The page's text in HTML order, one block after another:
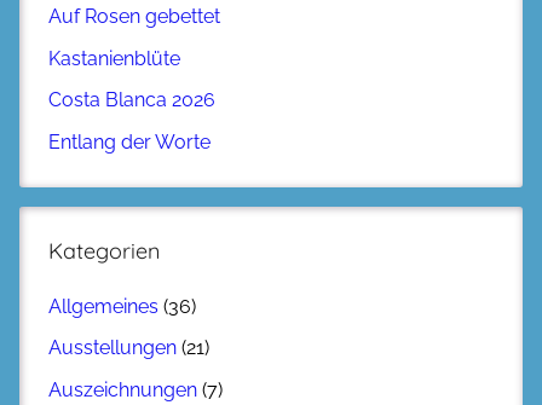
Auf Rosen gebettet
Kastanienblüte
Costa Blanca 2026
Entlang der Worte
Kategorien
Allgemeines (36)
Ausstellungen (21)
Auszeichnungen (7)